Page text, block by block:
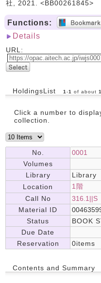
社, 2021. <BB00261845>
Functions:
Details
URL:
HoldingsList 1 -1 of about 1
Click a number to
collection.
No.
0001
Volumes
Library
Library
Location
1階
Call No
316.1||S
Material ID
Status
BOOK
Due Date
Reservation
0items
Contents and Summary